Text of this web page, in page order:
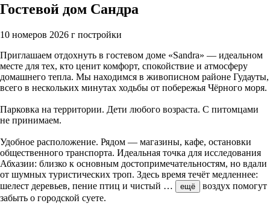
Гостевой дом Сандра
10 номеров 2026 г постройки
Приглашаем отдохнуть в гостевом доме «Sandra» — идеальном
месте для тех, кто ценит комфорт, спокойствие и атмосферу
домашнего тепла. Мы находимся в живописном районе Гудауты,
всего в нескольких минутах ходьбы от побережья Чёрного моря.
Парковка на территории. Дети любого возраста. С питомцами
не принимаем.
Удобное расположение. Рядом — магазины, кафе, остановки
общественного транспорта. Идеальная точка для исследования
Абхазии: близко к основным достопримечательностям, но вдали
от шумных туристических троп. Здесь время течёт медленнее:
шелест деревьев, пение птиц и чистый … ещё
воздух помогут
забыть о городской суете.